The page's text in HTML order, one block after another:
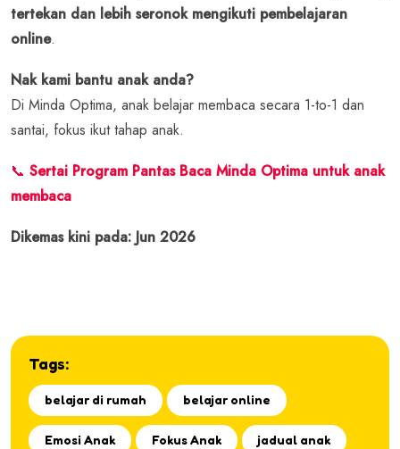
tertekan dan lebih seronok mengikuti pembelajaran
online.
Nak kami bantu anak anda?
Di Minda Optima, anak belajar membaca secara 1-to-1 dan
santai, fokus ikut tahap anak.
📞 Sertai Program Pantas Baca Minda Optima untuk anak
membaca
Dikemas kini pada: Jun 2026
Tags:
belajar di rumah belajar online
Emosi Anak Fokus Anak jadual anak